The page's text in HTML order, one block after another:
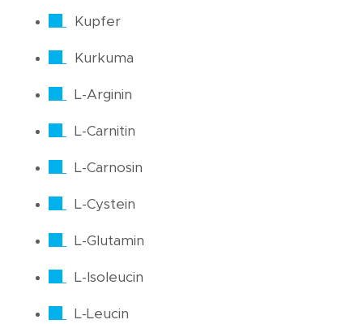
Kupfer
Kurkuma
L-Arginin
L-Carnitin
L-Carnosin
L-Cystein
L-Glutamin
L-Isoleucin
L-Leucin